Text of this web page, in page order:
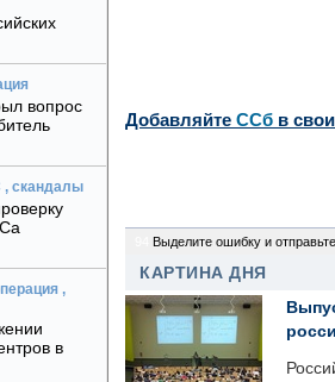
вопрос
, скандалы
,
в
Добавляйте CСб в
Выделите ошибку и
КАРТИНА ДНЯ